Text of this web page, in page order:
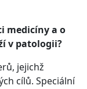
medicíny a o
v patologii?
jejichž
cílů. Speciální